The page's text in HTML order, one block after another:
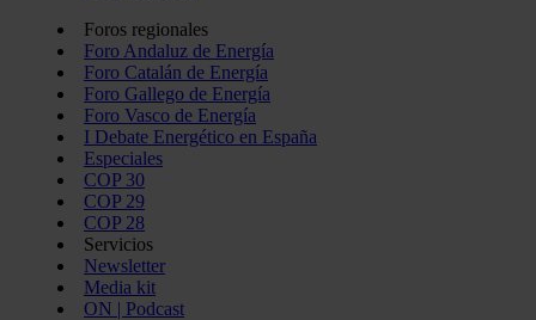
Foros regionales
Foro Andaluz de Energía
Foro Catalán de Energía
Foro Gallego de Energía
Foro Vasco de Energía
I Debate Energético en España
Especiales
COP 30
COP 29
COP 28
Servicios
Newsletter
Media kit
ON | Podcast